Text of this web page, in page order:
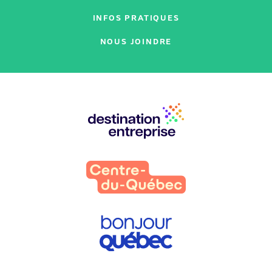
INFOS PRATIQUES
NOUS JOINDRE
partenaires
: